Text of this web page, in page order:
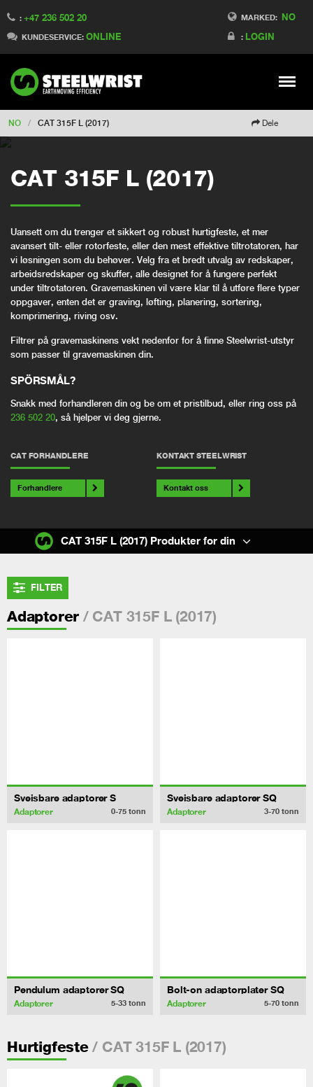
MARKED: NO
: LOGIN
: +47 236 502 20
KUNDESERVICE: ONLINE
Meny
Switch to Finland
Switch to Denmark
Switch to China
Switch to Australia
Change market
NO / CAT 315F L (2017) Dele
CAT 315F L (2017)
Uansett om du trenger et sikkert og robust hurtigfeste, et mer
avansert tilt- eller rotorfeste, eller den mest effektive tiltrotatoren, har
vi løsningen som du behøver. Velg fra et bredt utvalg av redskaper,
arbeidsredskaper og skuffer, alle designet for å fungere perfekt
under tiltrotatoren. Gravemaskinen vil være klar til å utføre flere typer
oppgaver, enten det er graving, løfting, planering, sortering,
komprimering, riving osv.
Filtrer på gravemaskinens vekt nedenfor for å finne Steelwrist-utstyr
som passer til gravemaskinen din.
SPÖRSMÅL?
Snakk med forhandleren din og be om et pristilbud, eller ring oss på
236 502 20, så hjelper vi deg gjerne.
CAT FORHANDLERE
Forhandlere
KONTAKT STEELWRIST
Kontakt oss
FILTER
Adaptorer / CAT 315F L (2017)
Sveisbare adaptorer S
Adaptorer 0-75 tonn
Sveisbare adaptorer SQ
Adaptorer 3-70 tonn
Pendulum adaptorer SQ
Adaptorer 5-33 tonn
Bolt-on adaptorplater SQ
Adaptorer 5-70 tonn
Hurtigfeste/ CAT 315F L (2017)
CAT 315F L (2017) Produkter for din